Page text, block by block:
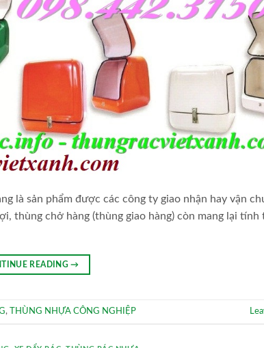
là sản phẩm được các công ty giao nhận hay vận
thùng chở hàng (thùng giao hàng) còn mang lại tính
READING→
, THÙNG NHỰA CÔNG NGHIỆP